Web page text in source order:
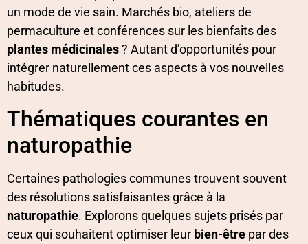
un mode de vie sain. Marchés bio, ateliers de
permaculture et conférences sur les bienfaits des
plantes médicinales? Autant d’opportunités pour
intégrer naturellement ces aspects à vos nouvelles
habitudes.
Thématiques courantes en
naturopathie
Certaines pathologies communes trouvent souvent
des résolutions satisfaisantes grâce à la
naturopathie. Explorons quelques sujets prisés par
ceux qui souhaitent optimiser leur bien-être par des